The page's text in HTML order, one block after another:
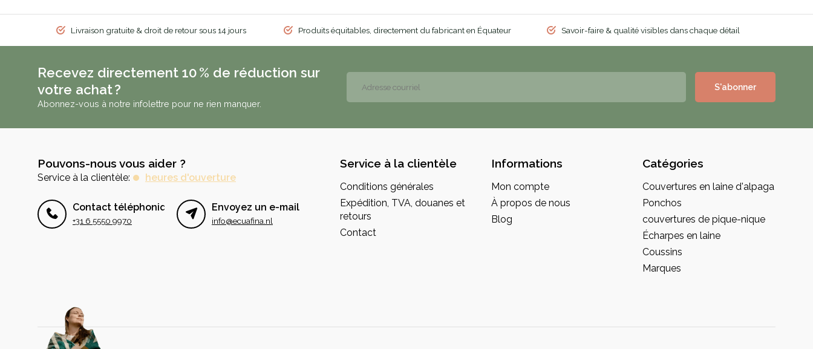
Livraison gratuite & droit de retour sous 14 jours Produits équitables, directement du fabricant en Équateur Savoir-faire & qualité visibles dans chaque détail
Recevez directement 10 % de réduction sur
votre achat ?
Abonnez-vous à notre infolettre pour ne rien manquer.
S'abonner
Pouvons-nous vous aider ?
Service à la clientèle: heures d'ouverture
Contact téléphonique
+31 6 5550 9970
Envoyez un e-mail
info@ecuafina.nl
Service à la clientèle
Conditions générales
Expédition, TVA, douanes et
retours
Contact
Informations
Mon compte
À propos de nous
Blog
Catégories
Couvertures en laine d'alpaga
Ponchos
couvertures de pique-nique
Écharpes en laine
Coussins
Marques